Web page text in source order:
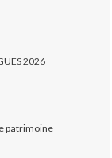
2026
patrimoine